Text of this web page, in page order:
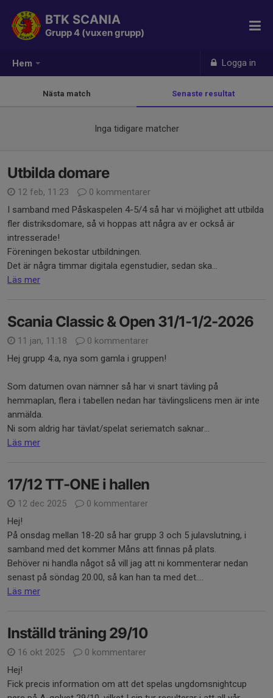
Hem Logga in
BTK SCANIA
Grupp 4 (vuxen grupp)
Nästa match Senaste resultat
Inga tidigare matcher
Utbilda domare
12 feb, 11:23
0 kommentarer
I samband med Påskaspelen 4-5/4 så har vi möjlighet att utbilda
fler distriksdomare, så vi hoppas att några av er också är
intresserade!
Föreningen bekostar utbildningen.
Det är några timmar digitala egenstudier, sedan ska...
Läs mer
Scania Classic & Open 31/1-1/2-2026
11 jan, 11:18
0 kommentarer
Hej grupp 4:a, nya som gamla i gruppen!
Som datumen ovan nämner så har vi snart tävling på
hemmaplan, flera i tabellen nedan har tävlingslicens men är inte
anmälda.
Ni som aldrig har tävlat/spelat seriematch saknar...
Läs mer
17/12 TT-ONE i hallen
12 dec 2025
0 kommentarer
Hej!
På onsdag mellan 18-20 så har grupp 3 och 5 julavslutning, i
samband med det kommer Måns att finnas på plats.
Behöver ni handla något så vill jag att ni kommenterar nedan
senast på söndag 20.00, så kan han ta med det....
Läs mer
Inställd träning 29/10
16 okt 2025
0 kommentarer
Hej!
Fick precis information om att det spelas ungdomsnightcup